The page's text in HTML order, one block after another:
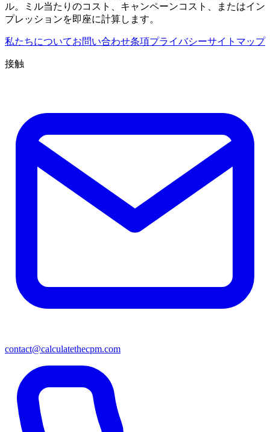
ル。ミル当たりのコスト、キャンペーンコスト、またはイン
プレッションを即座に計算します。
私たちについてお問い合わせ条項プライバシーサイトマップ
接触
contact@calculatethecpm.com